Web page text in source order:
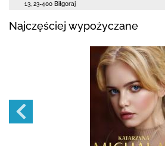
13 23-400 Biłgoraj
Najczęściej wypożyczane